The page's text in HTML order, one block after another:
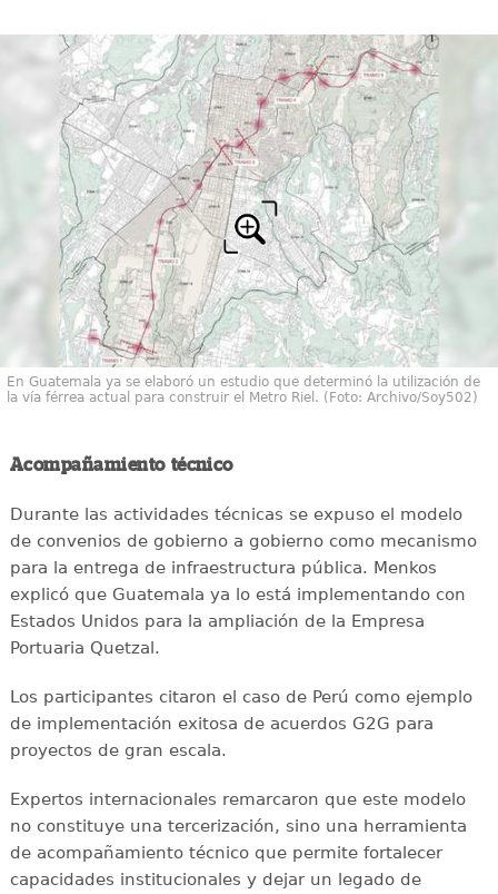
En Guatemala ya se elaboró un estudio que determinó la utilización de
la vía férrea actual para construir el Metro Riel. (Foto: Archivo/Soy502)
Acompañamiento técnico
Durante las actividades técnicas se expuso el modelo
de convenios de gobierno a gobierno como mecanismo
para la entrega de infraestructura pública. Menkos
explicó que Guatemala ya lo está implementando con
Estados Unidos para la ampliación de la Empresa
Portuaria Quetzal.
Los participantes citaron el caso de Perú como ejemplo
de implementación exitosa de acuerdos G2G para
proyectos de gran escala.
Expertos internacionales remarcaron que este modelo
no constituye una tercerización, sino una herramienta
de acompañamiento técnico que permite fortalecer
capacidades institucionales y dejar un legado de